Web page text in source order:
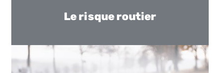
Le risque routier